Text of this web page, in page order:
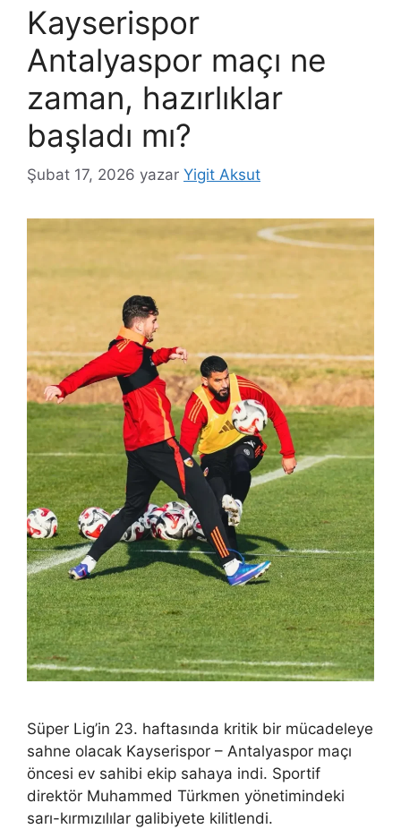
Kayserispor
Antalyaspor maçı ne
zaman, hazırlıklar
başladı mı?
Şubat 17, 2026 yazar Yigit Aksut
Süper Lig’in 23. haftasında kritik bir mücadeleye
sahne olacak Kayserispor – Antalyaspor maçı
öncesi ev sahibi ekip sahaya indi. Sportif
direktör Muhammed Türkmen yönetimindeki
sarı-kırmızılılar galibiyete kilitlendi.